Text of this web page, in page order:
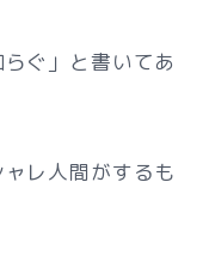
ぐ」と書いてあ
レ人間がするも